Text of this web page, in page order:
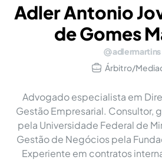
Adler Antonio
de Gomes
adlermartins
Árbitro/
Advogado especialista em
Gestão Empresarial. Consultor,
pela Universidade Federal de
Gestão de Negócios pela
Experiente em contratos